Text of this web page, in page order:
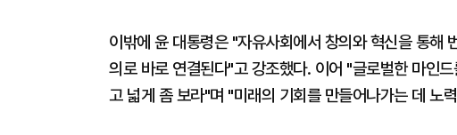
이밖에 윤 대통령은 "자유사회에서 창의와 혁신을 통해
의로 바로 연결된다"고 강조했다. 이어 "글로벌한 마인
고 넓게 좀 보라"며 "미래의 기회를 만들어나가는 데 노